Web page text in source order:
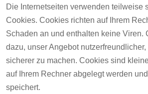
Die Internetseiten verwenden teilweise
Cookies. Cookies richten auf Ihrem
Schaden an und enthalten keine Viren.
dazu, unser Angebot nutzerfreundlicher,
sicherer zu machen. Cookies sind
auf Ihrem Rechner abgelegt werden
speichert.